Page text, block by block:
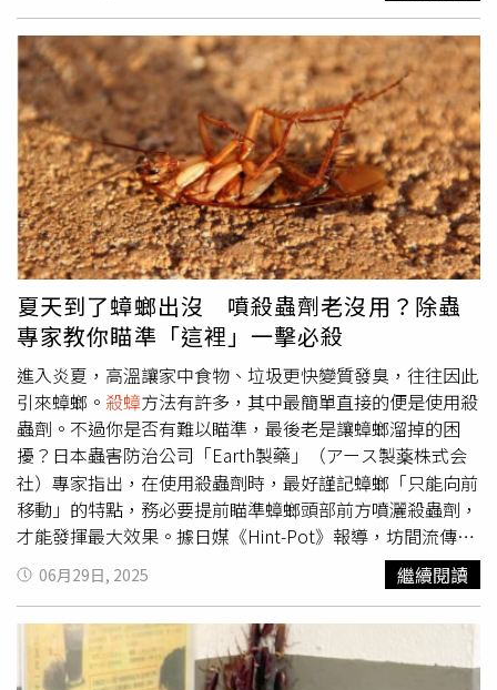
卵鞘甚至可能在下水道中孵化，造成數量增加。除此之外，
蟑螂的屍體不易溶於水，長期下來可能堵塞管道，增加污水
處理設施的管理負擔。林弘明提醒，最安全可靠的方式，是
先徹底殺死蟑螂，再將其密封後丟入垃圾桶。他建議使用速
效殺蟲劑或冷凍噴霧，讓蟑螂失去行動能力，再以紙巾或紙
杯收集，放入密封袋中作為可燃垃圾丟棄。同時清除食物殘
渣與潮濕環境、封堵家中縫隙，並在必要時搭配含殺蟲劑的
毒餌或專業的綜合蟲害管理方法，才能有效防止蟑螂滋生與
抗藥性累積。在殺蟑方式中，他特別推薦高濃度酒精噴霧。
酒精能溶解蟑螂外骨骼的防水蠟層，使其脫水，同時抑制神
經系統，並以低表面張力阻塞氣孔，達到窒息效果。只要確
保噴灑量足夠，讓酒精從牠的體表滴落，幾秒到數分鐘內即
可使蟑螂失去行動力，之後便可安全密封處理。不過林弘明
也提醒，酒精極易燃燒，使用時必須遠離明火並保持室內通
風。他呼籲，與其將蟑螂沖進馬桶，不如採取正確處理方
式，徹底切斷牠們的生存與繁殖途徑，才能真正擺脫這種頑
強的害蟲。
夏天到了蟑螂出沒 噴殺蟲劑老沒用？除蟲
專家教你瞄準「這裡」一擊必殺
進入炎夏，高溫讓家中食物、垃圾更快變質發臭，往往因此
引來蟑螂。 殺蟑方法有許多，其中最簡單直接的便是使用殺
蟲劑。不過你是否有難以瞄準，最後老是讓蟑螂溜掉的困
擾？日本蟲害防治公司「Earth製藥」（アース製薬株式会
社）專家指出，在使用殺蟲劑時，最好謹記蟑螂「只能向前
移動」的特點，務必要提前瞄準蟑螂頭部前方噴灑殺蟲劑，
才能發揮最大效果。據日媒《Hint-Pot》報導，坊間流傳
「如果在家裡看見一隻蟑螂，代表家中已經有一百隻蟑螂」
的說法。Earth製藥指出，由於蟑螂繁殖力驚人，因此這種
說法不算空穴來風。事實上，蟑螂從卵孵化到成蟲約需要1
個月的時間，從幼體成長為成蟲又需要8～12個月。成年雌
蟑螂壽命約6～7個月，期間可產下15至20個卵鞘，每個卵
06月29日, 2025 繼續閱讀